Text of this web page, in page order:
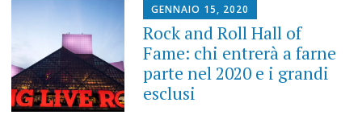
GENNAIO 15, 2020
Rock and Roll Hall of
Fame: chi entrerà a farne
parte nel 2020 e i grandi
esclusi